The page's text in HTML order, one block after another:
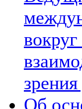
Об